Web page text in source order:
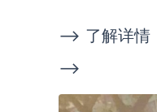
--> 了解详情
-->